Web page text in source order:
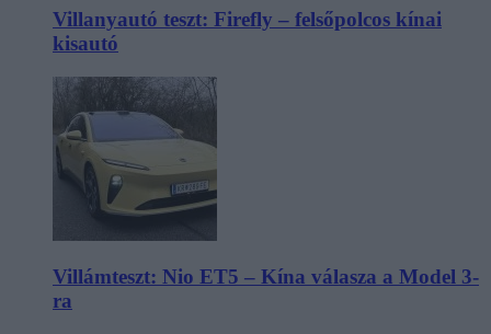
Villanyautó teszt: Firefly – felsőpolcos kínai
kisautó
Villámteszt: Nio ET5 – Kína válasza a Model 3-
ra